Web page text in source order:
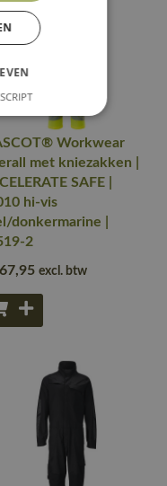
Workwear
met kniezakken |
SAFE |
hi-vis
donkermarine |
2
,95 excl. btw